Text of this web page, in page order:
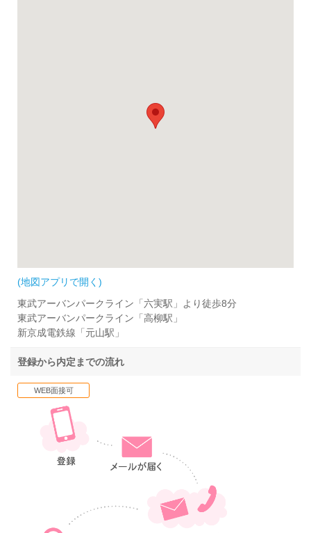
(地図アプリで開く)
東武アーバンパークライン「六実駅」より徒歩8分
東武アーバンパークライン「高柳駅」
新京成電鉄線「元山駅」
登録から内定までの流れ
WEB面接可